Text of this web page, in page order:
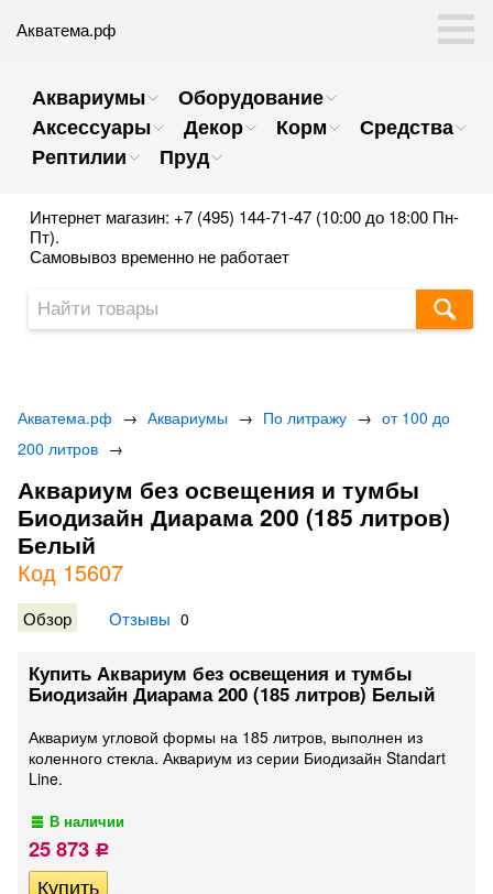
Акватема.рф
Аквариумы
Оборудование
Аксессуары
Декор Корм
Средства
Рептилии
Пруд
Интернет магазин: +7 (495) 144-71-47 (10:00 до 18:00 Пн-
Пт).
Самовывоз временно не работает
Акватема.рф → Аквариумы → По литражу → от 100 до
200 литров →
Аквариум без освещения и тумбы
Биодизайн Диарама 200 (185 литров)
Белый
Код 15607
Обзор Отзывы 0
Купить Аквариум без освещения и тумбы
Биодизайн Диарама 200 (185 литров) Белый
Аквариум угловой формы на 185 литров, выполнен из
коленного стекла. Аквариум из серии Биодизайн Standart
Line.
В наличии
25 873 Р